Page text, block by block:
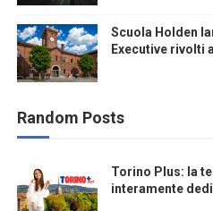
Scuola Holden
Executive rivolti
Random Posts
Torino Plus: la
interamente